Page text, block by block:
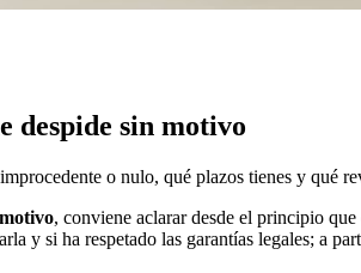
despide sin motivo
o nulo, qué plazos tienes y qué
, conviene aclarar desde el principio
y si ha respetado las garantías legales; a